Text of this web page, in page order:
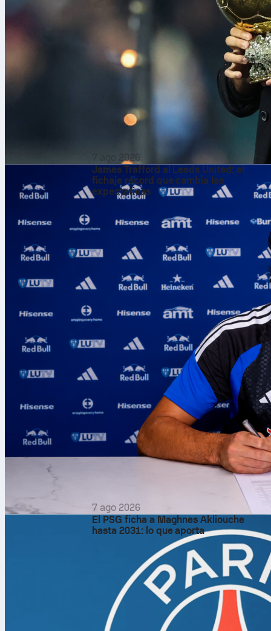
7 ago 2026
James Trafford al Leeds United: el
fichaje récord que cambia las
expectativas
7 ago 2026
El PSG ficha a Maghnes Akliouche
hasta 2031: lo que aporta